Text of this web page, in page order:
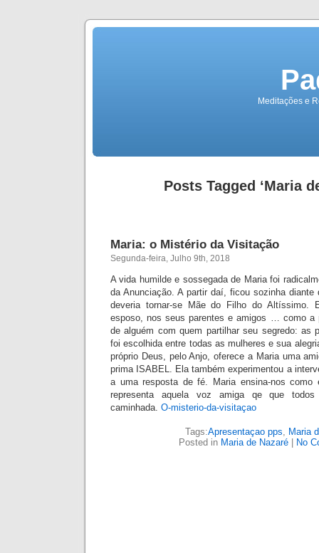
Meditações e
Posts Tagged ‘Maria
Maria: o Mistério da Visitação
Segunda-feira, Julho 9th, 2018
A vida humilde e sossegada de Maria foi
da Anunciação. A partir daí, ficou sozinha diante
deveria tornar-se Mãe do Filho do Altíssimo.
esposo, nos seus parentes e amigos … como a
de alguém com quem partilhar seu segredo: as
foi escolhida entre todas as mulheres e sua
próprio Deus, pelo Anjo, oferece a Maria uma
prima ISABEL. Ela também experimentou a
a uma resposta de fé. Maria ensina-nos como
representa aquela voz amiga qe que
caminhada. O-misterio-da-visitaçao
Tags:Apresentaçao pps, Maria
Posted in Maria de Nazaré| No